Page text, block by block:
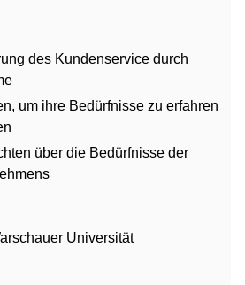
des Kundenservice durch
um ihre Bedürfnisse zu erfahren
über die Bedürfnisse der
Universität